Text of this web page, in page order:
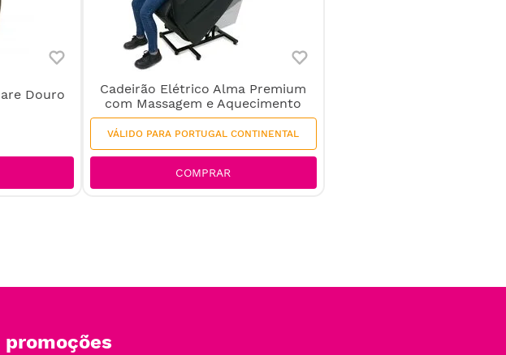
Douro
Cadeirão Elétrico Alma Premium
com Massagem e Aquecimento
VÁLIDO PARA PORTUGAL CONTINENTAL
ENVIO GRÁTIS
COMPRAR
promoções